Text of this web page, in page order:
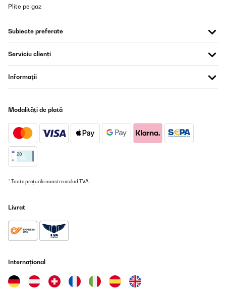
Plite pe gaz
Subiecte preferate
Serviciu clienți
Informații
Modalități de plată
* Toate prețurile noastre includ TVA.
Livrat
Internațional